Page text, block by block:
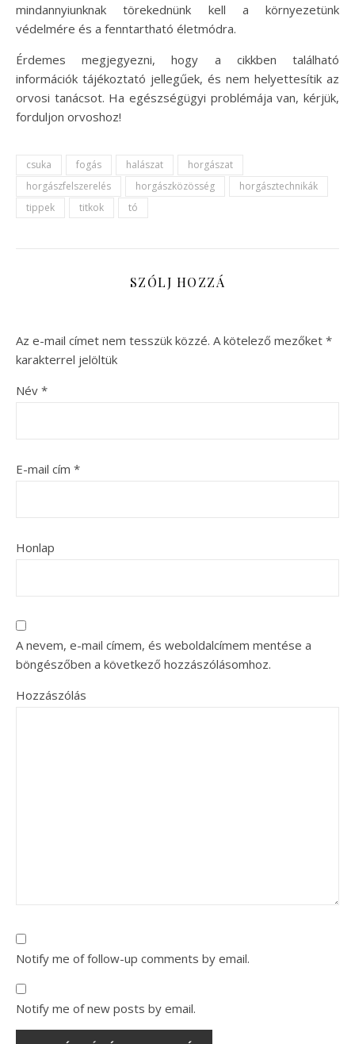
mindannyiunknak törekednünk kell a környezetünk
védelmére és a fenntartható életmódra.
Érdemes megjegyezni, hogy a cikkben található
információk tájékoztató jellegűek, és nem helyettesítik az
orvosi tanácsot. Ha egészségügyi problémája van, kérjük,
forduljon orvoshoz!
csuka fogás halászat
horgászat
horgászfelszerelés
horgászközösség
horgásztechnikák
tippek
titkok tó
SZÓLJ HOZZÁ
Az e-mail címet nem tesszük közzé. A kötelező mezőket *
karakterrel jelöltük
Név *
E-mail cím *
Honlap
A nevem, e-mail címem, és weboldalcímem mentése a
böngészőben a következő hozzászólásomhoz.
Hozzászólás
Notify me of follow-up comments by email.
Notify me of new posts by email.